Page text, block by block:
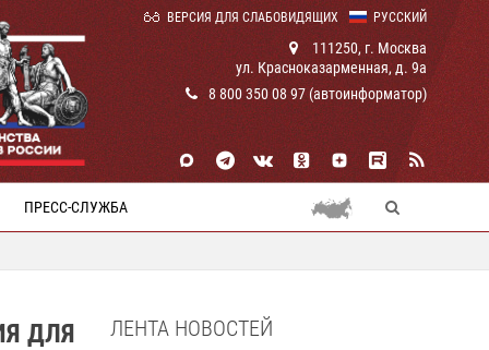
РУССКИЙ
ВЕРСИЯ ДЛЯ СЛАБОВИДЯЩИХ
111250, г. Москва
ул. Красноказарменная, д. 9а
8 800 350 08 97 (автоинформатор)
ПРЕСС-СЛУЖБА
ДЛЯ
ЛЕНТА НОВОСТЕЙ